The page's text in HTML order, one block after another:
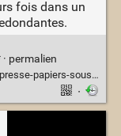
fois dans un
permalien
sous-windows-10/
·